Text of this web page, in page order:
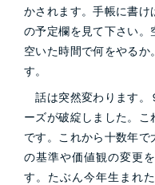
かされます。手帳に書
の予定欄を見て下さい
空いた時間で何をやる
す。
話は突然変わります。
ーズが破綻しました。こ
です。これから十数年
の基準や価値観の変更
す。たぶん今年生まれ